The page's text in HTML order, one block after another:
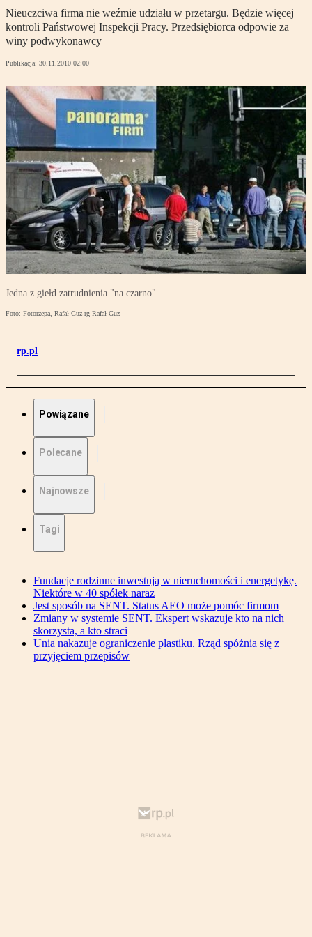
Nieuczciwa firma nie weźmie udziału w przetargu. Będzie więcej
kontroli Państwowej Inspekcji Pracy. Przedsiębiorca odpowie za
winy podwykonawcy
Publikacja: 30.11.2010 02:00
Jedna z giełd zatrudnienia "na czarno"
Foto: Fotorzepa, Rafał Guz rg Rafał Guz
rp.pl
Powiązane
Polecane
Najnowsze
Tagi
Fundacje rodzinne inwestują w nieruchomości i energetykę.
Niektóre w 40 spółek naraz
Jest sposób na SENT. Status AEO może pomóc firmom
Zmiany w systemie SENT. Ekspert wskazuje kto na nich
skorzysta, a kto straci
Unia nakazuje ograniczenie plastiku. Rząd spóźnia się z
przyjęciem przepisów